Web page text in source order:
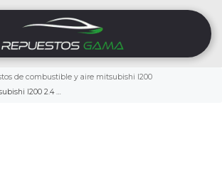
de combustible y aire mitsubishi l200
2.4 2015/2023